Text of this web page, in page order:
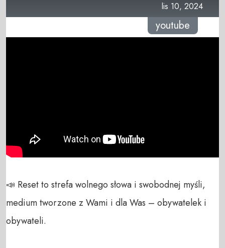
lis 10, 2024
youtube
📣 Reset to strefa wolnego słowa i swobodnej myśli,
medium tworzone z Wami i dla Was – obywatelek i
obywateli.